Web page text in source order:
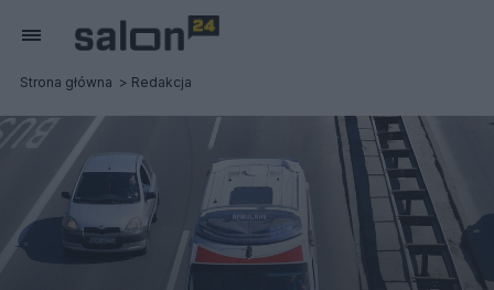
Strona główna Redakcja